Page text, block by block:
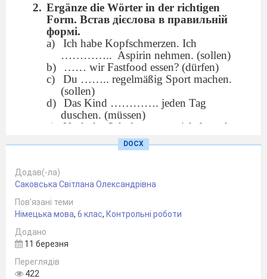
Ergänze die Wörter in der richtigen
Form. Встав дієслова в правильній
формі.
Ich habe Kopfschmerzen. Ich
………….. Aspirin nehmen. (sollen)
…… wir Fastfood essen? (dürfen)
Du …….. regelmäßig Sport machen.
(sollen)
Das Kind …………. jeden Tag
duschen. (müssen)
Nach der Schule ………. ich fernsehen.
Der Patient ………… im Bett bleiben.
waschen. (müssen)
Nach der Empfehlung von dem Arzt
……………. wir gesund essen. (sollen)
Du …………. nicht so viel Computer
Höre den Text und bestimme die Sätze,
DOCX
Додав(-ла)
Саковська Світлана Олександрівна
Пов’язані теми
Німецька мова, 6 клас, Контрольні роботи
Додано
11 березня
Переглядів
422